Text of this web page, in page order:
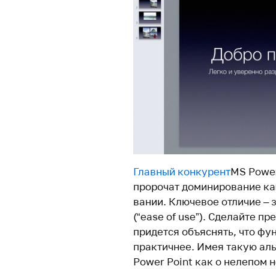
Главный кон­ку­рентMS
про­рочат доми­ни­ро­вание
вании. Ключевое отличие –
(“ease of use”). Сделайте
при­дется объ­яс­нять, что
прак­тичнее. Имея такую
Power Point как о нелепом